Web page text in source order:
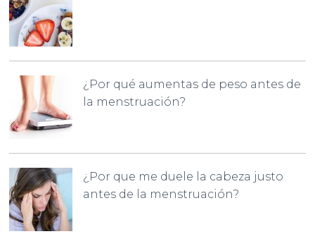
¿Por qué aumentas de peso antes de
la menstruación?
¿Por que me duele la cabeza justo
antes de la menstruación?